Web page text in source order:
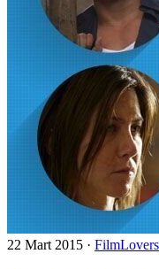
22 Mart 2015 ·